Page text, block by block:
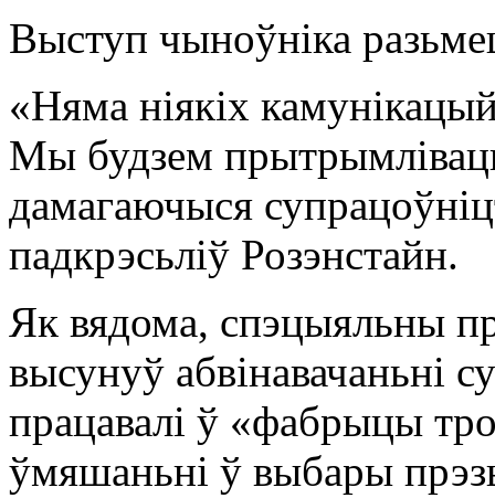
Выступ чыноўніка
«Няма ніякіх
Мы будзем
дамагаючыся
падкрэсьліў Розэнстайн.
Як вядома, спэцыяльны
высунуў абвінавачаньні
працавалі ў «фабрыцы
ўмяшаньні ў выбары